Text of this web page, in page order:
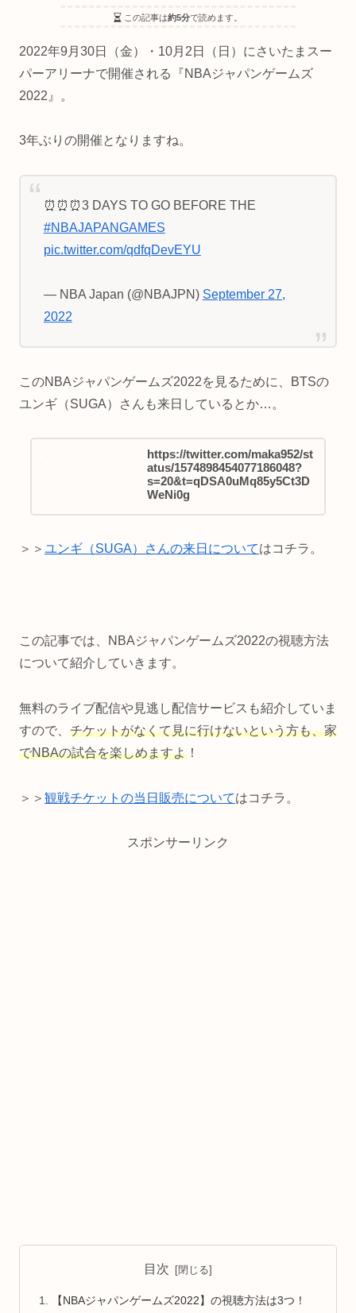
この記事は約5分で読めます。
2022年9月30日（金）・10月2日（日）にさいたまスー
パーアリーナで開催される『NBAジャパンゲームズ
2022』。
3年ぶりの開催となりますね。
⏰⏰⏰3 DAYS TO GO BEFORE THE
#NBAJAPANGAMES
pic.twitter.com/qdfqDevEYU
— NBA Japan (@NBAJPN) September 27,
2022
このNBAジャパンゲームズ2022を見るために、BTSの
ユンギ（SUGA）さんも来日しているとか…。
https://twitter.com/maka952/st
atus/1574898454077186048?
s=20&t=qDSA0uMq85y5Ct3D
WeNi0g
＞＞ ユンギ（SUGA）さんの来日についてはコチラ。
この記事では、NBAジャパンゲームズ2022の視聴方法
について紹介していきます。
無料のライブ配信や見逃し配信サービスも紹介していま
すので、 チケットがなくて見に行けないという方も、家
でNBAの試合を楽しめますよ ！
＞＞ 観戦チケットの当日販売についてはコチラ。
スポンサーリンク
目次
【NBAジャパンゲームズ2022】の視聴方法は3つ！